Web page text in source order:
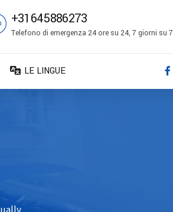
+31645886273
Telefono di emergenza 24 ore su 24, 7 giorni su 7
LE LINGUE